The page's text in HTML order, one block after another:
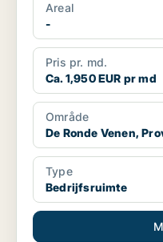
Areal
-
Pris pr. md.
Ca. 1,950 EUR pr md
Område
De Ronde Venen,
Type
Bedrijfsruimte